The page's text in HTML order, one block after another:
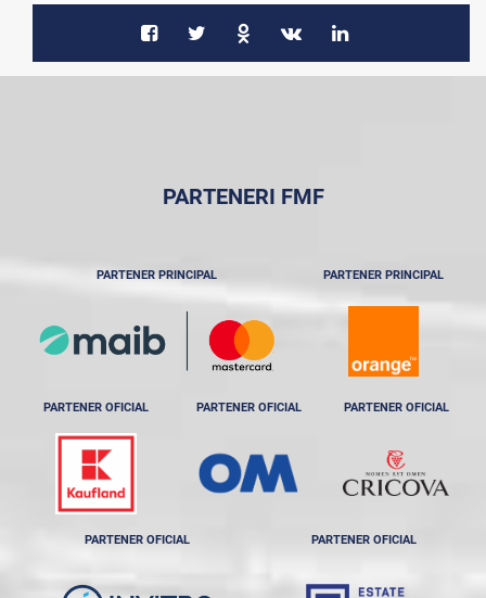
PARTENERI FMF
PARTENER PRINCIPAL PARTENER PRINCIPAL
PARTENER OFICIAL PARTENER OFICIAL PARTENER OFICIAL
PARTENER OFICIAL PARTENER OFICIAL